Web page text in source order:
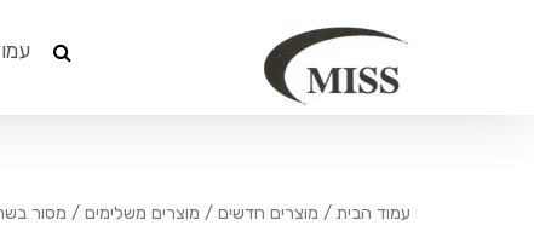
עמוד הבית / מוצרים חדשים / מוצרים משלימים / מסור